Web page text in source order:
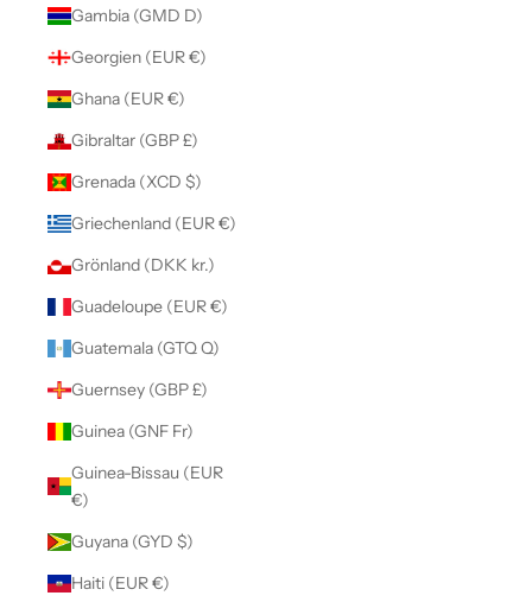
Gambia (GMD D)
Georgien (EUR €)
Ghana (EUR €)
Gibraltar (GBP £)
Grenada (XCD $)
Griechenland (EUR €)
Grönland (DKK kr.)
Guadeloupe (EUR €)
Guatemala (GTQ Q)
Guernsey (GBP £)
Guinea (GNF Fr)
Guinea-Bissau (EUR
€)
Guyana (GYD $)
Haiti (EUR €)